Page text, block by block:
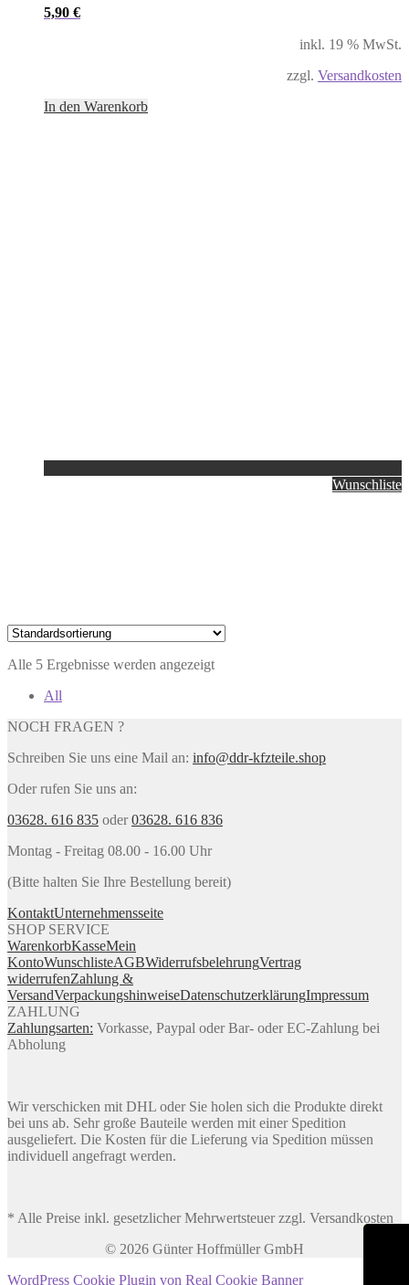
5,90 €
inkl. 19 % MwSt.
zzgl. Versandkosten
In den Warenkorb
Wunschliste
Alle 5 Ergebnisse werden angezeigt
All
NOCH FRAGEN ?
Schreiben Sie uns eine Mail an: info@ddr-kfzteile.shop
Oder rufen Sie uns an:
03628. 616 835 oder03628. 616 836
Montag - Freitag 08.00 - 16.00 Uhr
(Bitte halten Sie Ihre Bestellung bereit)
KontaktUnternehmensseite
SHOP SERVICE
WarenkorbKasseMein
KontoWunschlisteAGBWiderrufsbelehrungVertrag
widerrufenZahlung &
VersandVerpackungshinweiseDatenschutzerklärungImpressum
ZAHLUNG
Zahlungsarten: Vorkasse, Paypal oder Bar- oder EC-Zahlung bei
Abholung
Wir verschicken mit DHL oder Sie holen sich die Produkte direkt
bei uns ab. Sehr große Bauteile werden mit einer Spedition
ausgeliefert. Die Kosten für die Lieferung via Spedition müssen
individuell angefragt werden.
* Alle Preise inkl. gesetzlicher Mehrwertsteuer zzgl. Versandkosten
© 2026 Günter Hoffmüller GmbH
WordPress Cookie Plugin von Real Cookie Banner